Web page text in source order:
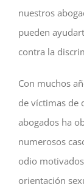
nuestros
pueden
contra la
Con muchos
de víctimas de
abogados ha
numerosos
odio
orientación